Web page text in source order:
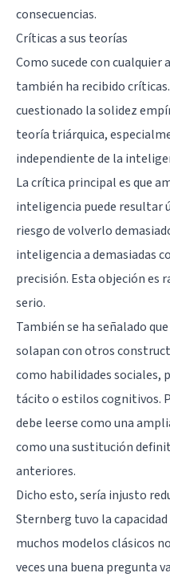
consecuencias.
Críticas a sus teorías
Como sucede con
también ha recibido
cuestionado la solidez
teoría triárquica,
independiente de la
La crítica principal es que
inteligencia puede resultar
riesgo de volverlo
inteligencia a demasiadas
precisión. Esta objeción es
serio.
También se ha señalado
solapan con otros
como habilidades sociales,
tácito o estilos cognitivos.
debe leerse como una
como una sustitución
anteriores.
Dicho esto, sería injusto
Sternberg tuvo la
muchos modelos clásicos
veces una buena pregunta